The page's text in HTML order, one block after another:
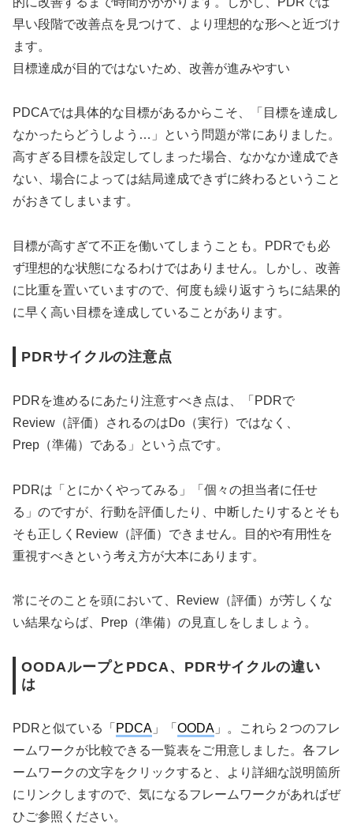
早い段階で改善点を見つけて、より理想的な形へと近づけ
ます。
目標達成が目的ではないため、改善が進みやすい
PDCAでは具体的な目標があるからこそ、「目標を達成し
なかったらどうしよう…」という問題が常にありました。
高すぎる目標を設定してしまった場合、なかなか達成でき
ない、場合によっては結局達成できずに終わるということ
がおきてしまいます。
目標が高すぎて不正を働いてしまうことも。PDRでも必
ず理想的な状態になるわけではありません。しかし、改善
に比重を置いていますので、何度も繰り返すうちに結果的
に早く高い目標を達成していることがあります。
PDRサイクルの注意点
PDRを進めるにあたり注意すべき点は、「PDRで
Review（評価）されるのはDo（実行）ではなく、
Prep（準備）である」という点です。
PDRは「とにかくやってみる」「個々の担当者に任せ
る」のですが、行動を評価したり、中断したりするとそも
そも正しくReview（評価）できません。目的や有用性を
重視すべきという考え方が大本にあります。
常にそのことを頭において、Review（評価）が芳しくな
い結果ならば、Prep（準備）の見直しをしましょう。
OODAループとPDCA、PDRサイクルの違い
は
PDRと似ている「 PDCA 」「 OODA 」。これら２つのフレ
ームワークが比較できる一覧表をご用意しました。各フレ
ームワークの文字をクリックすると、より詳細な説明箇所
にリンクしますので、気になるフレームワークがあればぜ
ひご参照ください。